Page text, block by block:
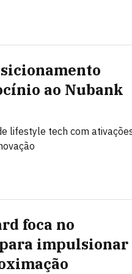
ao Nubank
lifestyle tech com
foca no
impulsionar